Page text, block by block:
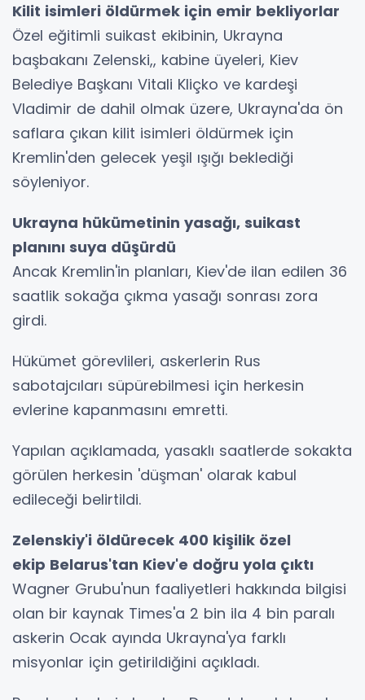
Kilit isimleri öldürmek için emir bekliyorlar
Özel eğitimli suikast ekibinin, Ukrayna
başbakanı Zelenski,, kabine üyeleri, Kiev
Belediye Başkanı Vitali Kliçko ve kardeşi
Vladimir de dahil olmak üzere, Ukrayna'da ön
saflara çıkan kilit isimleri öldürmek için
Kremlin'den gelecek yeşil ışığı beklediği
söyleniyor.
Ukrayna hükümetinin yasağı, suikast
planını suya düşürdü
Ancak Kremlin'in planları, Kiev'de ilan edilen 36
saatlik sokağa çıkma yasağı sonrası zora
girdi.
Hükümet görevlileri, askerlerin Rus
sabotajcıları süpürebilmesi için herkesin
evlerine kapanmasını emretti.
Yapılan açıklamada, yasaklı saatlerde sokakta
görülen herkesin 'düşman' olarak kabul
edileceği belirtildi.
Zelenskiy'i öldürecek 400 kişilik özel
ekip Belarus'tan Kiev'e doğru yola çıktı
Wagner Grubu'nun faaliyetleri hakkında bilgisi
olan bir kaynak Times'a 2 bin ila 4 bin paralı
askerin Ocak ayında Ukrayna'ya farklı
misyonlar için getirildiğini açıkladı.